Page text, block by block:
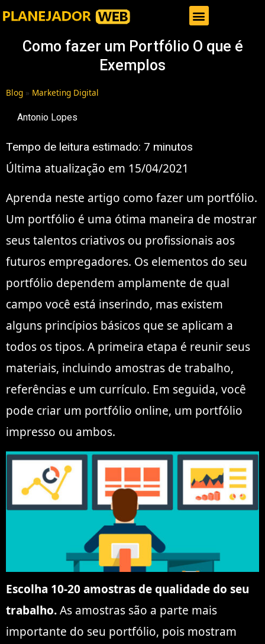
Como fazer um Portfólio O que é
Exemplos
Blog » Marketing Digital
Antonio Lopes
Tempo de leitura estimado: 7 minutos
Última atualização em 15/04/2021
Aprenda neste artigo como fazer um portfólio.
Um portfólio é uma ótima maneira de mostrar
seus talentos criativos ou profissionais aos
futuros empregadores. Os elementos do seu
portfólio dependem amplamente de qual
campo você está inserindo, mas existem
alguns princípios básicos que se aplicam a
todos os tipos. A primeira etapa é reunir seus
materiais, incluindo amostras de trabalho,
referências e um currículo. Em seguida, você
pode criar um portfólio online, um portfólio
impresso ou ambos.
Escolha 10-20 amostras de qualidade do seu
trabalho.As amostras são a parte mais
importante do seu portfólio, pois mostram